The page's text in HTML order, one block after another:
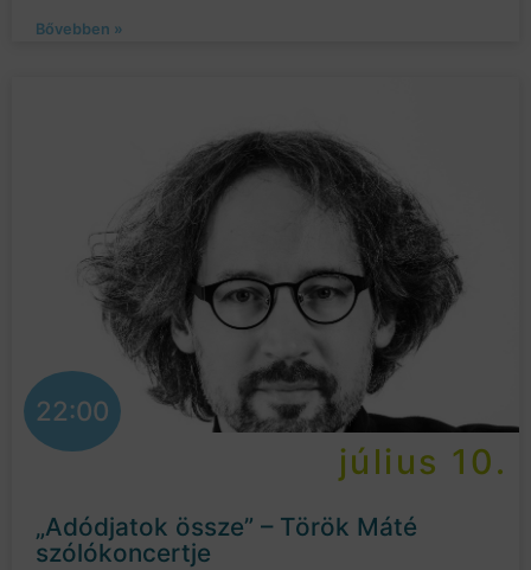
Bővebben »
22:00
július 10.
„Adódjatok össze” – Török Máté
szólókoncertje